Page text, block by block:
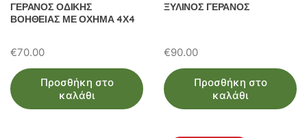
ΓΕΡΑΝΟΣ ΟΔΙΚΗΣ
ΒΟΗΘΕΙΑΣ ΜΕ ΟΧΗΜΑ 4Χ4
€70.00
Προσθήκη στο
καλάθι
ΞΥΛΙΝΟΣ ΓΕΡΑΝΟΣ
€90.00
Προσθήκη στο
καλάθι